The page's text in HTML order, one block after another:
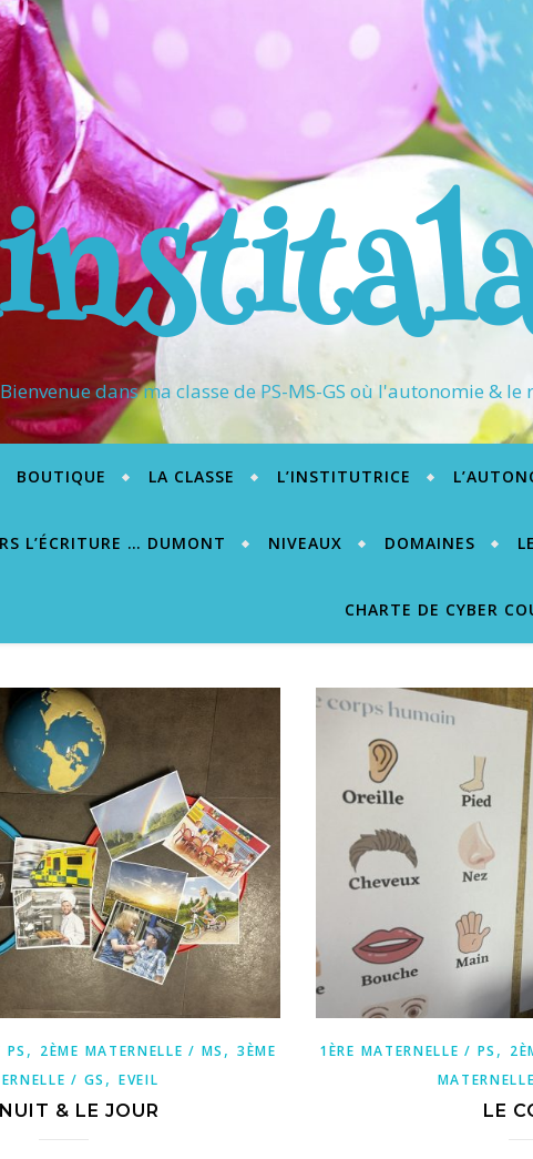
Bienvenue dans ma classe de PS-MS-GS où l'autonomie &
BOUTIQUE LA CLASSE L’INSTITUTRICE
L’ÉCRITURE … DUMONT NIVEAUX DOMAINES
CHARTE DE CYBER
PS , 2ÈME MATERNELLE / MS ,3ÈME
/ GS , EVEIL
& LE JOUR
1ÈRE MATERNELLE / PS ,
LE